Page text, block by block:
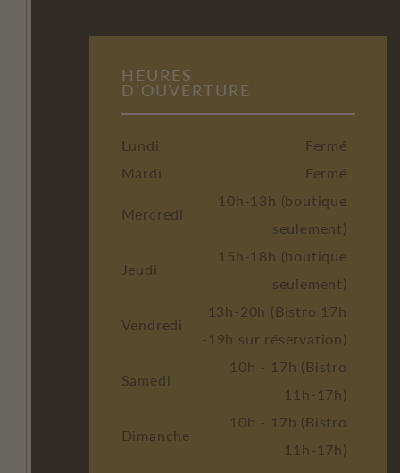
HEURES
D'OUVERTURE
Lundi
Fermé
Mardi
Fermé
Mercredi
10h-13h (boutique
seulement)
Jeudi
15h-18h (boutique
seulement)
Vendredi
13h-20h (Bistro 17h
-19h sur réservation)
Samedi
10h - 17h (Bistro
11h-17h)
Dimanche
10h - 17h (Bistro
11h-17h)